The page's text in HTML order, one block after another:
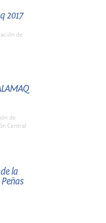
2017
de
de
Central
la